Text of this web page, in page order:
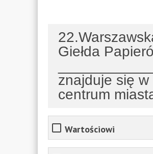
Giełda
znajduje się w
centrum
Wartościowi